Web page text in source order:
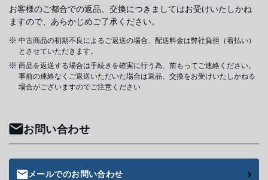
お客様のご都合での返品、交換につきましてはお受けいたしかね
ますので、あらかじめご了承ください。
中古商品の初期不良によるご返送の場合、配送料金は弊社負担（着払い）
とさせていただきます。
商品を返送する場合は手続きを確実に行う為、前もってご連絡ください。
事前の連絡なくご返送いただいた場合は返品、交換をお受けいたしかねる
場合がございますのでご注意ください
お問い合わせ
メールでのお問い合わせ